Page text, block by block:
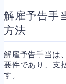
解雇予告手
方法
解雇予告手当は
要件であり、支
す。